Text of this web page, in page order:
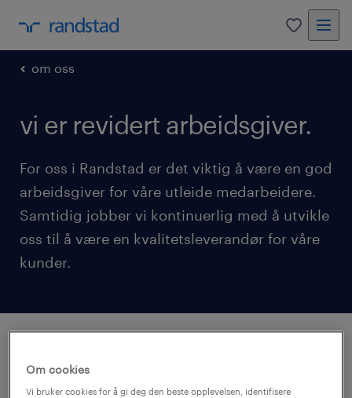
0
om oss
vi er revidert arbeidsgiver.
For oss i Randstad er det viktig å være en god
arbeidsgiver for våre utleide medarbeidere.
Samtidig jobber vi kontinuerlig med å utvikle
oss til å være en kvalitetsleverandør for våre
kunder.
Om cookies
Vi bruker cookies for å gi deg den beste opplevelsen, identifisere